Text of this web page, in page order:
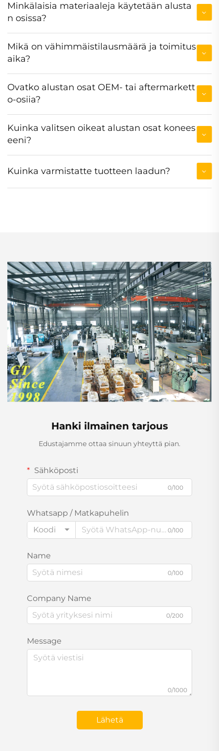
Minkälaisia materiaaleja käytetään alusta
n osissa?
Mikä on vähimmäistilausmäärä ja toimitus
aika?
Ovatko alustan osat OEM- tai aftermarkett
o-osiia?
Kuinka valitsen oikeat alustan osat konees
eeni?
Kuinka varmistatte tuotteen laadun?
Hanki ilmainen tarjous
Edustajamme ottaa sinuun yhteyttä pian.
Sähköposti
0/100
Whatsapp / Matkapuhelin
Koodi
0/100
Name
0/100
Company Name
0/200
Message
0/1000
Lähetä